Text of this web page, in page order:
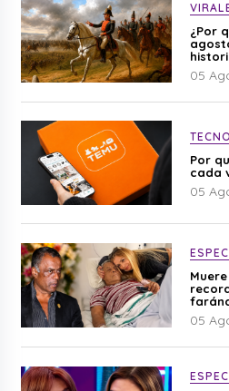
¿Por
05
Por
cada
05
Cherres
05